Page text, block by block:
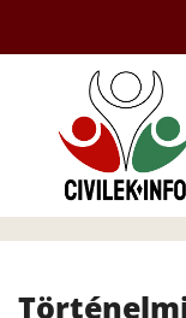
tartalomba